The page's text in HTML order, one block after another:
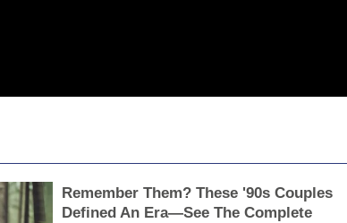
Remember Them? These '90s Couples
Defined An Era—See The Complete